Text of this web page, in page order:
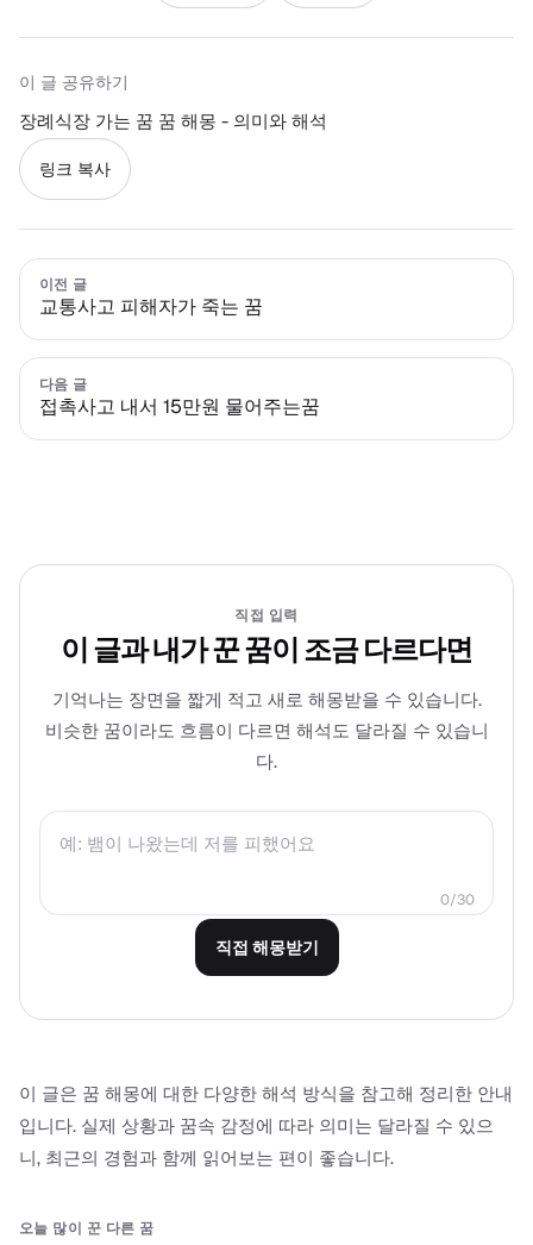
이 글 공유하기
장례식장 가는 꿈 꿈 해몽 - 의미와 해석
링크 복사
이전 글
교통사고 피해자가 죽는 꿈
다음 글
접촉사고 내서 15만원 물어주는꿈
직접 입력
이 글과 내가 꾼 꿈이 조금 다르다면
기억나는 장면을 짧게 적고 새로 해몽받을 수 있습니다.
비슷한 꿈이라도 흐름이 다르면 해석도 달라질 수 있습니
다.
0/30
직접 해몽받기
이 글은 꿈 해몽에 대한 다양한 해석 방식을 참고해 정리한 안내
입니다. 실제 상황과 꿈속 감정에 따라 의미는 달라질 수 있으
니, 최근의 경험과 함께 읽어보는 편이 좋습니다.
오늘 많이 꾼 다른 꿈